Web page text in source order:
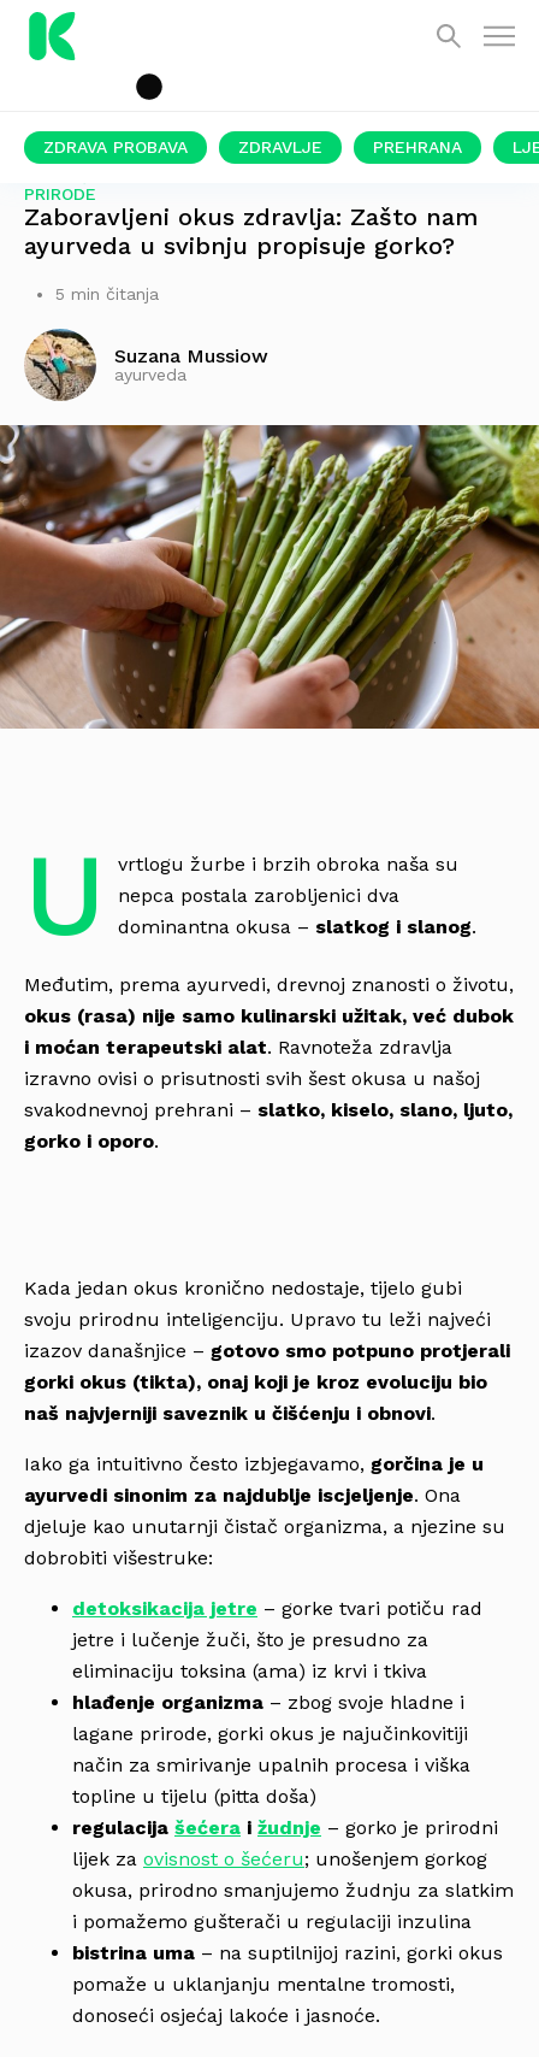
ZDRAVA PROBAVA ZDRAVLJE PREHRANA
PRIRODE
Zaboravljeni okus zdravlja: Zašto nam
ayurveda u svibnju propisuje gorko?
5 min čitanja
Suzana Mussiow
ayurveda
U
vrtlogu žurbe i brzih obroka naša su
nepca postala zarobljenici dva
dominantna okusa – slatkog i slanog.
Međutim, prema ayurvedi, drevnoj znanosti o životu,
okus (rasa) nije samo kulinarski užitak, već dubok
i moćan terapeutski alat. Ravnoteža zdravlja
izravno ovisi o prisutnosti svih šest okusa u našoj
svakodnevnoj prehrani – slatko, kiselo, slano, ljuto,
gorko i oporo.
Kada jedan okus kronično nedostaje, tijelo gubi
svoju prirodnu inteligenciju. Upravo tu leži najveći
izazov današnjice – gotovo smo potpuno protjerali
gorki okus (tikta), onaj koji je kroz evoluciju bio
naš najvjerniji saveznik u čišćenju i obnovi.
Iako ga intuitivno često izbjegavamo, gorčina je u
ayurvedi sinonim za najdublje iscjeljenje. Ona
djeluje kao unutarnji čistač organizma, a njezine su
dobrobiti višestruke:
detoksikacija jetre – gorke tvari potiču rad
jetre i lučenje žuči, što je presudno za
eliminaciju toksina (ama) iz krvi i tkiva
hlađenje organizma – zbog svoje hladne i
lagane prirode, gorki okus je najučinkovitiji
način za smirivanje upalnih procesa i viška
topline u tijelu (pitta doša)
regulacija šećera i žudnje – gorko je prirodni
lijek za ovisnost o šećeru; unošenjem gorkog
okusa, prirodno smanjujemo žudnju za slatkim
i pomažemo gušterači u regulaciji inzulina
bistrina uma – na suptilnijoj razini, gorki okus
pomaže u uklanjanju mentalne tromosti,
donoseći osjećaj lakoće i jasnoće.